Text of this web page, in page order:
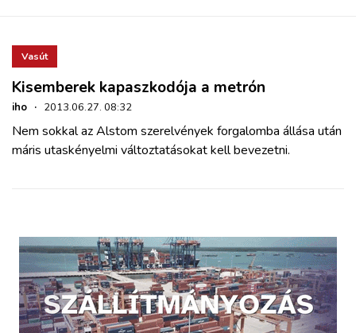
Vasút
Kisemberek kapaszkodója a metrón
iho · 2013.06.27. 08:32
Nem sokkal az Alstom szerelvények forgalomba állása után
máris utaskényelmi változtatásokat kell bevezetni.